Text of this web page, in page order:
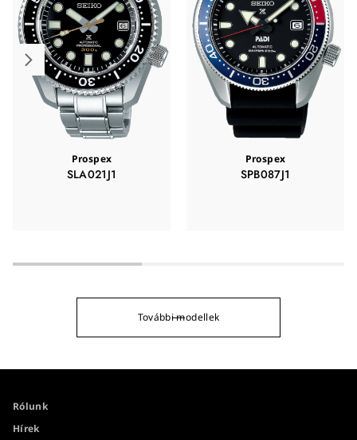
Prospex
SLA021J1
Prospex
SPB087J1
További modellek
Rólunk
Hírek